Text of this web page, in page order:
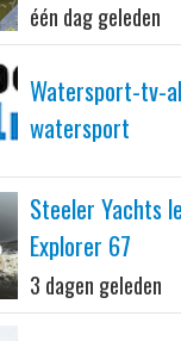
één dag geleden
Watersport-tv-
watersport
Steeler Yachts
Explorer 67
3 dagen geleden